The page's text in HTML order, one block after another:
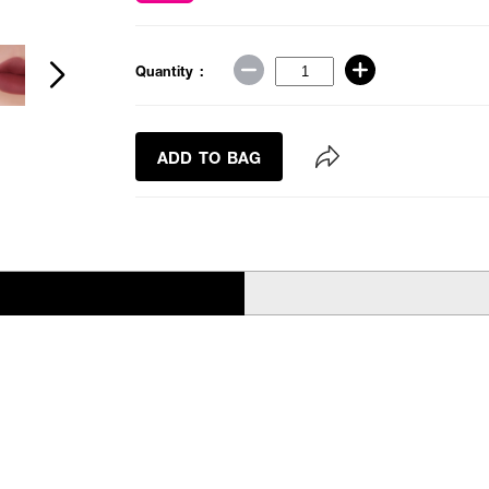
Quantity :
ADD TO BAG